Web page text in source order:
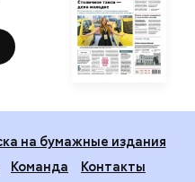
на бумажные издания
Команда
Контакты